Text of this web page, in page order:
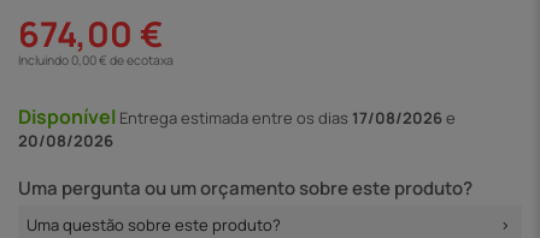
674,00 €
Incluindo 0,00 € de ecotaxa
Disponível Entregaestimada entre os dias 17/08/2026e
20/08/2026
Uma pergunta ou um orçamento sobre este produto?
Uma questão sobre este produto?